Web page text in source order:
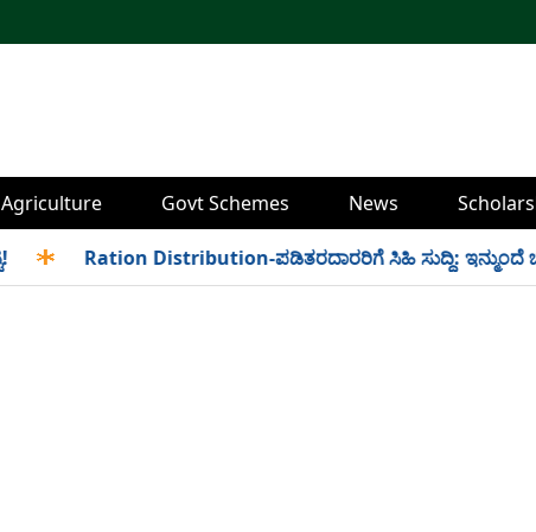
Agriculture Govt Schemes News
Ration Distribution-ಪಡಿತರದಾರರಿಗೆ ಸಿಹಿ ಸುದ್ದಿ: ಇನ್ಮುಂದೆ